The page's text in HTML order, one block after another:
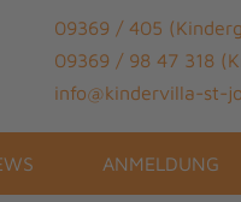
09369 / 405
09369 / 98 47 318
info@kindervilla-st-
ANMELDUNG